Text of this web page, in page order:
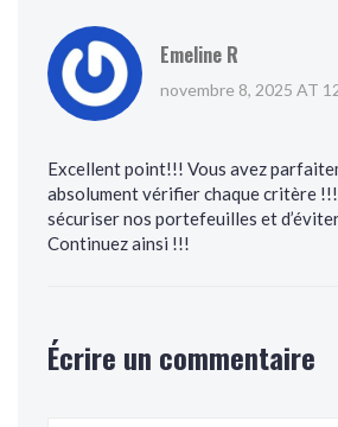
Emeline R
novembre 8, 2025 AT
Excellent point!!! Vous avez
absolument vérifier chaque critère
sécuriser nos portefeuilles et
Continuez ainsi !!!
Écrire un commentaire